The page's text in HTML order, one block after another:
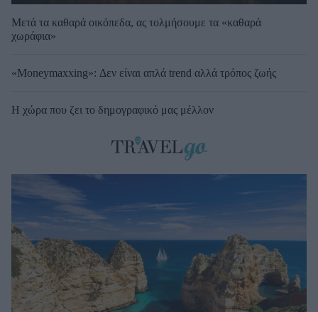
Μετά τα καθαρά οικόπεδα, ας τολμήσουμε τα «καθαρά
χωράφια»
«Moneymaxxing»: Δεν είναι απλά trend αλλά τρόπος ζωής
Η χώρα που ζει το δημογραφικό μας μέλλον